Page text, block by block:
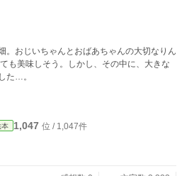
。おじいちゃんとおばあちゃんの大切なりん
た…。
本 1,047 位 / 1,047件